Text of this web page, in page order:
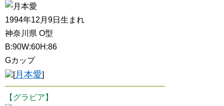
月本愛
1994年12月9日生まれ
神奈川県 O型
B:90W:60H:86
Gカップ
[月本愛]
【グラビア】